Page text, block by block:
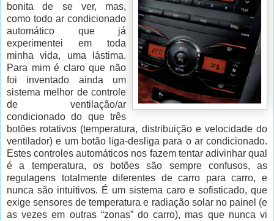
bonita de se ver, mas,
como todo ar condicionado
automático que já
experimentei em toda
minha vida, uma lástima.
Para mim é claro que não
foi inventado ainda um
sistema melhor de controle
de ventilação/ar
condicionado do que três
botões rotativos (temperatura, distribuição e velocidade do
ventilador) e um botão liga-desliga para o ar condicionado.
Estes controles automáticos nos fazem tentar adivinhar qual
é a temperatura, os botões são sempre confusos, as
regulagens totalmente diferentes de carro para carro, e
nunca são intuitivos. É um sistema caro e sofisticado, que
exige sensores de temperatura e radiação solar no painel (e
as vezes em outras “zonas” do carro), mas que nunca vi